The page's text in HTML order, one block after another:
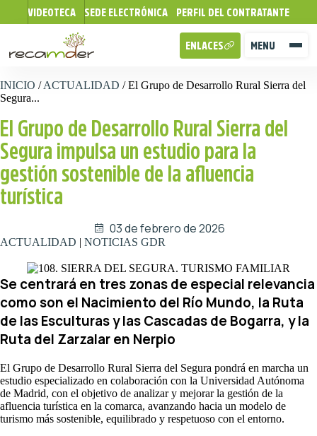
VIDEOTECA SEDE ELECTRÓNICA PERFIL DEL CONTRATANTE
MENU
ENLACES
INICIO /ACTUALIDAD /El Grupo de Desarrollo Rural Sierra del
Segura...
El Grupo de Desarrollo Rural Sierra del
Segura impulsa un estudio para la
gestión sostenible de la afluencia
turística
03 de febrero de 2026
ACTUALIDAD | NOTICIAS GDR
Se centrará en tres zonas de especial relevancia
como son el Nacimiento del Río Mundo, la Ruta
de las Esculturas y las Cascadas de Bogarra, y la
Ruta del Zarzalar en Nerpio
El Grupo de Desarrollo Rural Sierra del Segura pondrá en marcha un
estudio especializado en colaboración con la Universidad Autónoma
de Madrid, con el objetivo de analizar y mejorar la gestión de la
afluencia turística en la comarca, avanzando hacia un modelo de
turismo más sostenible, equilibrado y respetuoso con el entorno.